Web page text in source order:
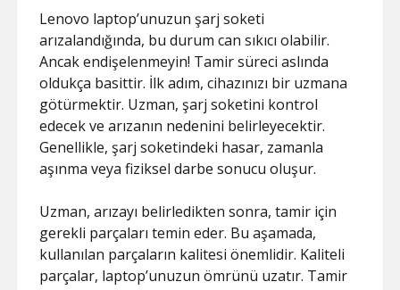
Lenovo laptop’unuzun şarj soketi
arızalandığında, bu durum can sıkıcı olabilir.
Ancak endişelenmeyin! Tamir süreci aslında
oldukça basittir. İlk adım, cihazınızı bir uzmana
götürmektir. Uzman, şarj soketini kontrol
edecek ve arızanın nedenini belirleyecektir.
Genellikle, şarj soketindeki hasar, zamanla
aşınma veya fiziksel darbe sonucu oluşur.
Uzman, arızayı belirledikten sonra, tamir için
gerekli parçaları temin eder. Bu aşamada,
kullanılan parçaların kalitesi önemlidir. Kaliteli
parçalar, laptop’unuzun ömrünü uzatır. Tamir